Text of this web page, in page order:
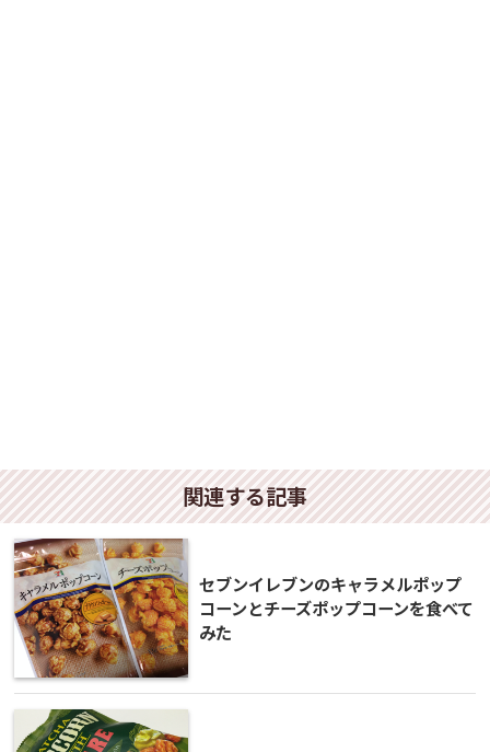
関連する記事
セブンイレブンのキャラメルポップ
コーンとチーズポップコーンを食べて
みた